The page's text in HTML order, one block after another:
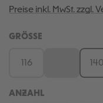
Preise inkl. MwSt. zzgl.
GRÖSSE
116 140
ANZAHL